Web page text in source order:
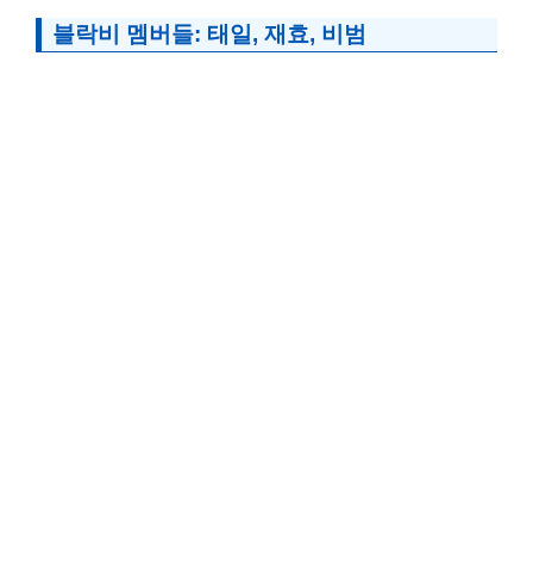
블락비 멤버들: 태일, 재효, 비범